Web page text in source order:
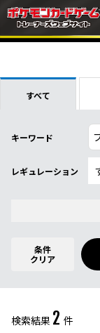
すべて
キーワード
レギュレーション
商品名
イラストレーター
レアリティ
条件
クリア
検索結果 2 件